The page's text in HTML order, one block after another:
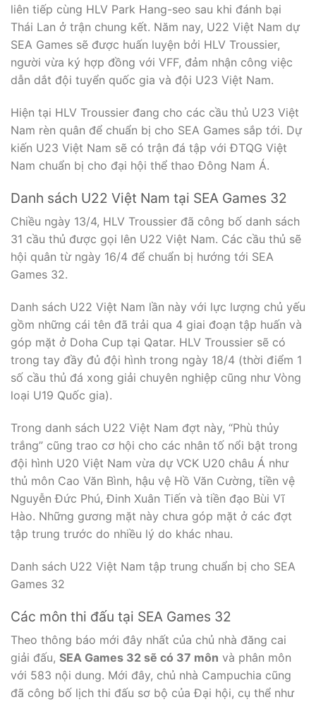
liên tiếp cùng HLV Park Hang-seo sau khi đánh bại
Thái Lan ở trận chung kết. Năm nay, U22 Việt Nam dự
SEA Games sẽ được huấn luyện bởi HLV Troussier,
người vừa ký hợp đồng với VFF, đảm nhận công việc
dẫn dắt đội tuyển quốc gia và đội U23 Việt Nam.
Hiện tại HLV Troussier đang cho các cầu thủ U23 Việt
Nam rèn quân để chuẩn bị cho SEA Games sắp tới. Dự
kiến U23 Việt Nam sẽ có trận đá tập với ĐTQG Việt
Nam chuẩn bị cho đại hội thể thao Đông Nam Á.
Danh sách U22 Việt Nam tại SEA Games 32
Chiều ngày 13/4, HLV Troussier đã công bố danh sách
31 cầu thủ được gọi lên U22 Việt Nam. Các cầu thủ sẽ
hội quân từ ngày 16/4 để chuẩn bị hướng tới SEA
Games 32.
Danh sách U22 Việt Nam lần này với lực lượng chủ yếu
gồm những cái tên đã trải qua 4 giai đoạn tập huấn và
góp mặt ở Doha Cup tại Qatar. HLV Troussier sẽ có
trong tay đầy đủ đội hình trong ngày 18/4 (thời điểm 1
số cầu thủ đá xong giải chuyên nghiệp cũng như Vòng
loại U19 Quốc gia).
Trong danh sách U22 Việt Nam đợt này, “Phù thủy
trắng” cũng trao cơ hội cho các nhân tố nổi bật trong
đội hình U20 Việt Nam vừa dự VCK U20 châu Á như
thủ môn Cao Văn Bình, hậu vệ Hồ Văn Cường, tiền vệ
Nguyễn Đức Phú, Đinh Xuân Tiến và tiền đạo Bùi Vĩ
Hào. Những gương mặt này chưa góp mặt ở các đợt
tập trung trước do nhiều lý do khác nhau.
Danh sách U22 Việt Nam tập trung chuẩn bị cho SEA
Games 32
Các môn thi đấu tại SEA Games 32
Theo thông báo mới đây nhất của chủ nhà đăng cai
giải đấu, SEA Games 32 sẽ có 37 môn và phân môn
với 583 nội dung. Mới đây, chủ nhà Campuchia cũng
đã công bố lịch thi đấu sơ bộ của Đại hội, cụ thể như